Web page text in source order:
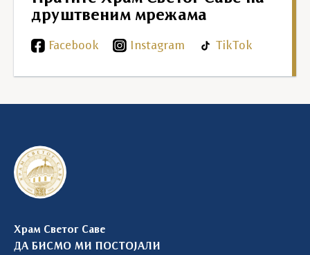
друштвеним мрежама
Facebook Instagram TikTok
Храм Светог Саве
ДА БИСМО МИ ПОСТОЈАЛИ